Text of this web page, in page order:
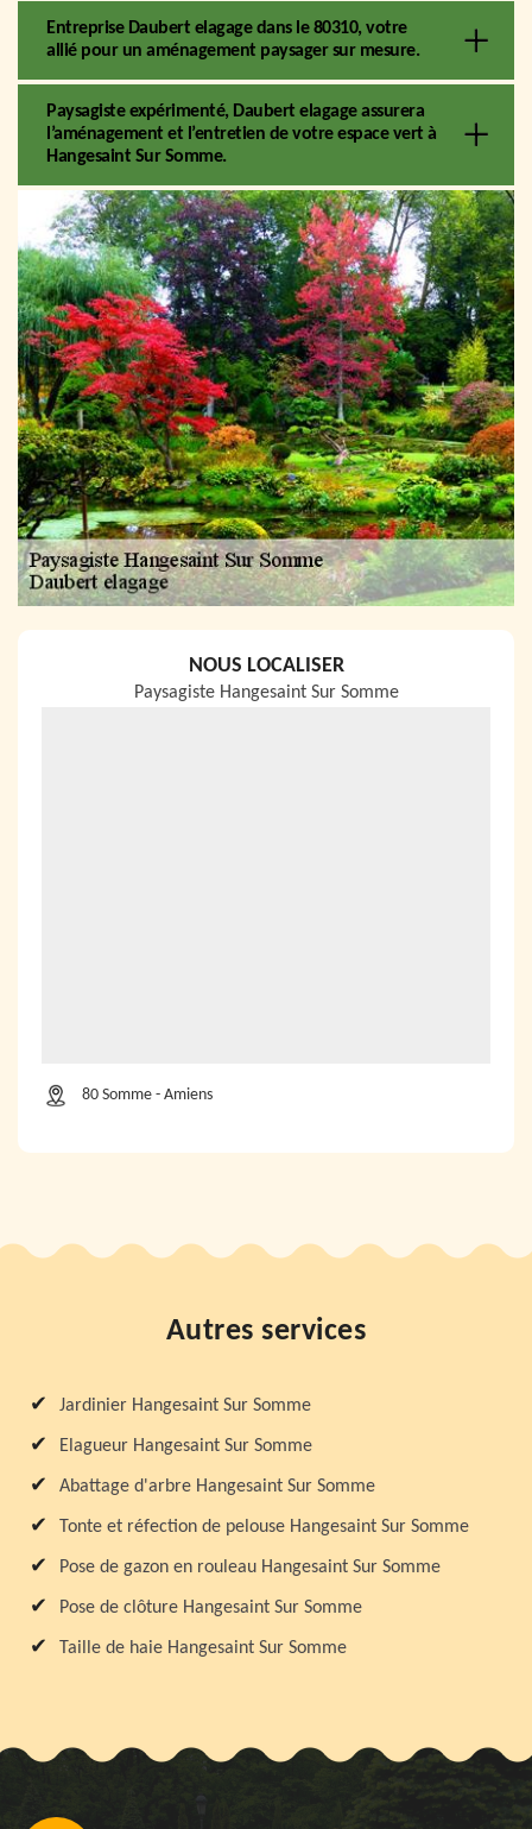
Entreprise Daubert elagage dans le 80310, votre
allié pour un aménagement paysager sur mesure.
Paysagiste expérimenté, Daubert elagage assurera
l’aménagement et l’entretien de votre espace vert à
Hangesaint Sur Somme.
NOUS LOCALISER
Paysagiste Hangesaint Sur Somme
80 Somme - Amiens
Autres services
Jardinier Hangesaint Sur Somme
Elagueur Hangesaint Sur Somme
Abattage d'arbre Hangesaint Sur Somme
Tonte et réfection de pelouse Hangesaint Sur Somme
Pose de gazon en rouleau Hangesaint Sur Somme
Pose de clôture Hangesaint Sur Somme
Taille de haie Hangesaint Sur Somme